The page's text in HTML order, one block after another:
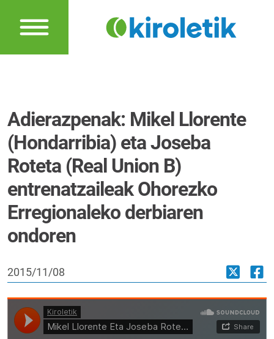
Adierazpenak: Mikel Llorente
(Hondarribia) eta Joseba
Roteta (Real Union B)
entrenatzaileak Ohorezko
Erregionaleko derbiaren
ondoren
2015/11/08